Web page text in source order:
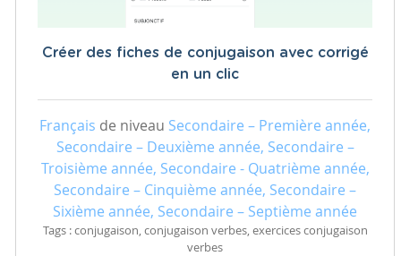
Créer des fiches de conjugaison avec corrigé
en un clic
Français de niveau Secondaire – Première année,
Secondaire – Deuxième année, Secondaire –
Troisième année, Secondaire - Quatrième année,
Secondaire – Cinquième année, Secondaire –
Sixième année, Secondaire – Septième année
Tags : conjugaison, conjugaison verbes, exercices conjugaison
verbes